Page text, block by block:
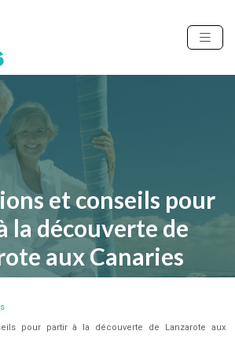
et conseils pour
la découverte de
aux Canaries
pour partir à la découverte de Lanzarote aux